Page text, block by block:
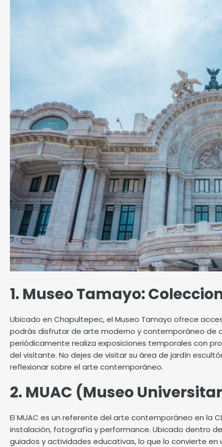
1. Museo Tamayo:
Ubicado en Chapultepec, el Museo Tamayo ofrece
podrás disfrutar de arte moderno y contemporáneo de
periódicamente realiza exposiciones temporales con
del visitante. No dejes de visitar su área de jardín
reflexionar sobre el arte contemporáneo.
2. MUAC (Museo
El MUAC es un referente del arte contemporáneo en la
instalación, fotografía y performance. Ubicado dentro
guiados y actividades educativas, lo que lo convierte